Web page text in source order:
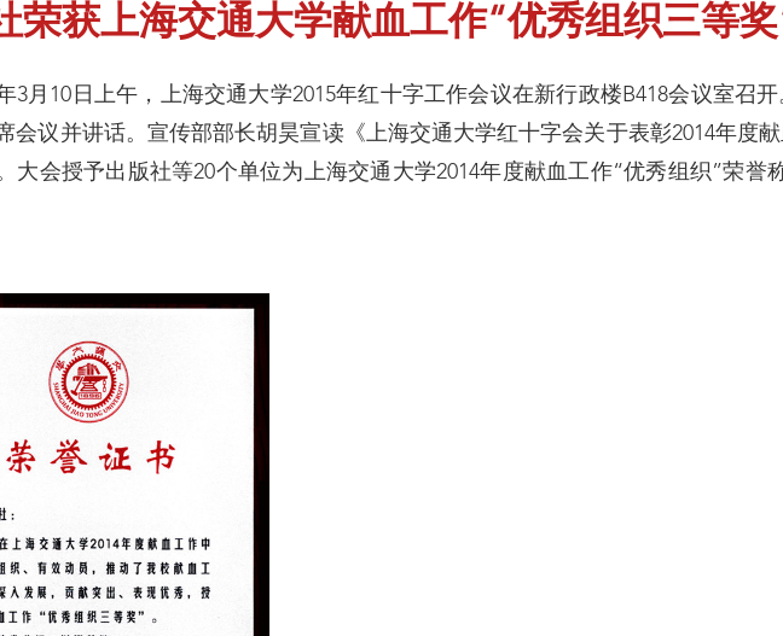
荣获上海交通大学献血工作“优秀组织三等奖
10日上午，上海交通大学2015年红十字工作会议在新行政楼B418会议室召
会议并讲话。宣传部部长胡昊宣读《上海交通大学红十字会关于表彰2014年度
大会授予出版社等20个单位为上海交通大学2014年度献血工作“优秀组织”荣誉